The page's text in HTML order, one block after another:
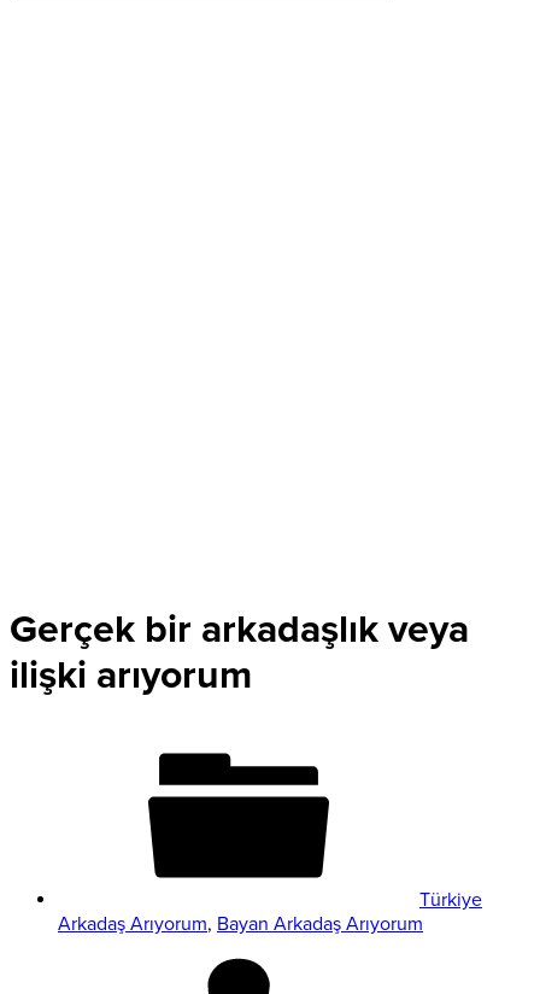
Gerçek bir arkadaşlık veya
ilişki arıyorum
Türkiye
Arkadaş Arıyorum, Bayan Arkadaş Arıyorum